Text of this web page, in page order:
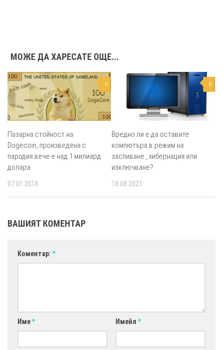
МОЖЕ ДА ХАРЕСАТЕ ОЩЕ...
0
Пазарна стойност на
Dogecoin, произведена с
пародия вече е над 1 милиард
долара
07.01.2018
0
Вредно ли е да оставите
компютъра в режим на
заспиване , хибернация или
изключване?
18.08.2021
ВАШИЯТ КОМЕНТАР
Коментар: *
Име* Имейл *